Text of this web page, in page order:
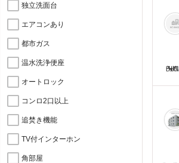
独立洗面台
エアコンあり
都市ガス
温水洗浄便座
オートロック
コンロ2口以上
追焚き機能
TV付インターホン
角部屋